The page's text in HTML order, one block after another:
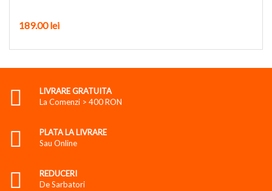
189.00lei
LIVRARE GRATUITA
La Comenzi > 400 RON
PLATA LA LIVRARE
Sau Online
REDUCERI
De Sarbatori